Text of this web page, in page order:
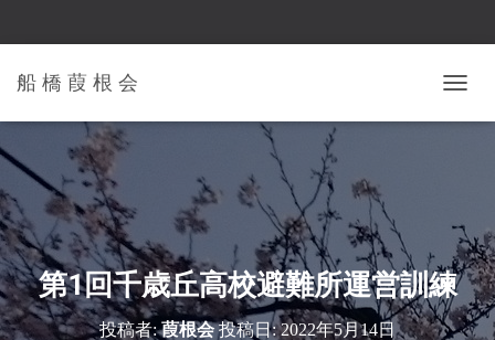
船 橋 葭 根 会
ビ
ン
を
切
り
替
え
第1回千歳丘高校避難所運営訓練
投稿者:葭根会投稿日:2022年5月14日